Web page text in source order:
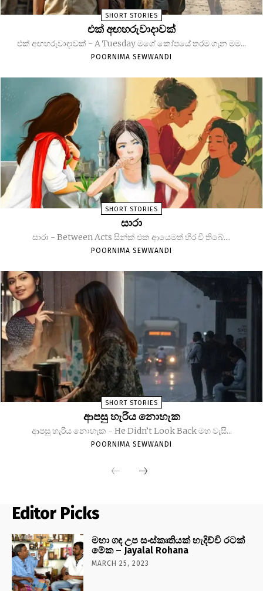
SHORT STORIES
එක් අඟහරුවාදාවක්
එක් අඟහරුවාදාවක් - A Tuesday මගේ කෝපයේ තරම ගැන මම...
POORNIMA SEWWANDI
SHORT STORIES
සාරා
සාරා - Between Acts සින්ක් එක ආයෙමත් හිර වී තිබේ....
POORNIMA SEWWANDI
SHORT STORIES
ආපසු හැරිය නොහැක
ආපසු හැරිය නොහැක - He Didn’t Look Back මහ වැසි...
POORNIMA SEWWANDI
Editor Picks
මහා ගඳ උප සංස්කෘතියක් හැදිච්චි රටක්
මේක – Jayalal Rohana
MARCH 25, 2023